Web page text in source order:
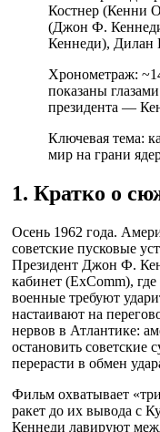
Костнер (Кенни
(Джон Ф.
Кеннеди), Дилан
Хронометраж:
показаны
президента —
Ключевая тема:
мир на грани
1. Кратко о
Осень 1962 года.
советские пусковые
Президент Джон Ф.
кабинет (ExComm),
военные требуют
настаивают на
нервов в Атлантике:
остановить советские
перерасти в обмен
Фильм охватывает
ракет до их вывода с
Кеннеди лавируют